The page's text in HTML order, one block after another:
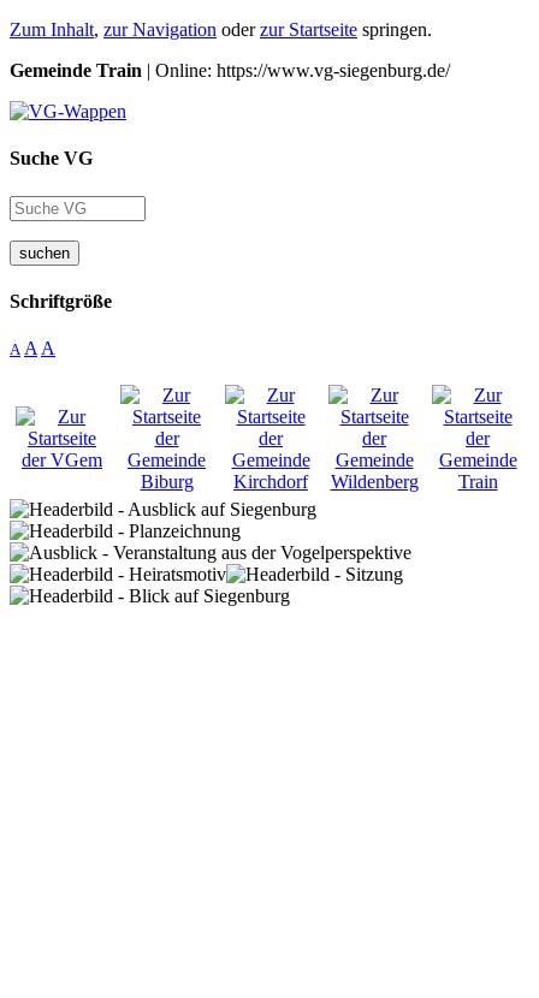
Zum Inhalt, zur Navigation oderzur Startseite springen.
Gemeinde Train | Online: https://www.vg-siegenburg.de/
Suche VG
suchen
Schriftgröße
A A A